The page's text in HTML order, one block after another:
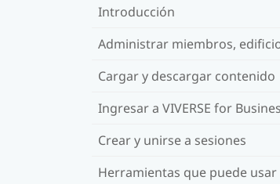
Introducción
Administrar miembros,
Cargar y descargar contenido
Ingresar a VIVERSE for
Crear y unirse a sesiones
Herramientas que puede usar